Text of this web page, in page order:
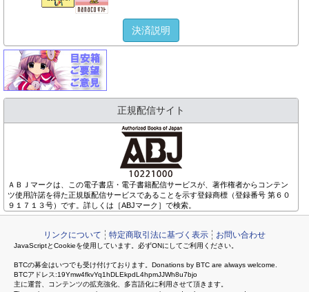
決済説明
正規配信サイト
ＡＢＪマークは、この電子書店・電子書籍配信サービスが、著作権者からコンテン
ツ使用許諾を得た正規版配信サービスであることを示す登録商標（登録番号 第６０
９１７１３号）です。詳しくは［ABJマーク］で検索。
リンクについて 特定商取引法に基づく表示 お問い合わせ
JavaScriptとCookieを使用しています。必ずONにしてご利用ください。
BTCの募金はいつでも受け付けております。Donations by BTC are always welcome.
BTCアドレス:19Ymw4fkvYq1hDLEkpdL4hpmJJWh8u7bjo
主に運営、コンテンツの拡充強化、多言語化に利用させて頂きます。